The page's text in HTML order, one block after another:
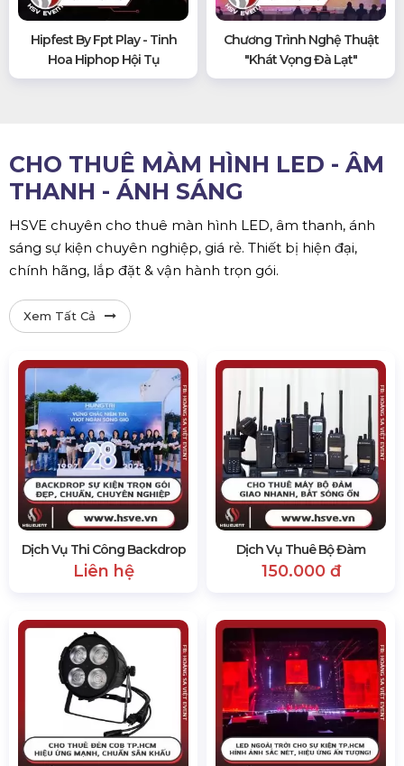
Hipfest By Fpt Play - Tinh
Hoa Hiphop Hội Tụ
Chương Trình Nghệ Thuật
"khát Vọng Đà Lạt"
CHO THUÊ MÀM HÌNH LED - ÂM
THANH - ÁNH SÁNG
HSVE chuyên cho thuê màn hình LED, âm thanh, ánh
sáng sự kiện chuyên nghiệp, giá rẻ. Thiết bị hiện đại,
chính hãng, lắp đặt & vận hành trọn gói.
Xem Tất Cả
Dịch Vụ Thi Công Backdrop
Liên hệ
Dịch Vụ Thuê Bộ Đàm
150.000 đ